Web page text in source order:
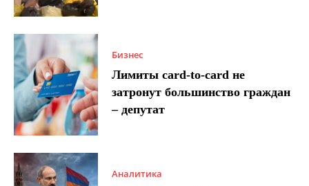
Бизнес
Лимиты card-to-card не
затронут большинство граждан
– депутат
Аналитика